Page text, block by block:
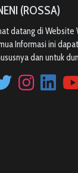
(ROSSA)
datang di Website
Informasi ini
dan untuk